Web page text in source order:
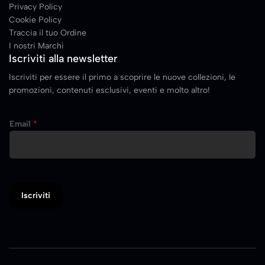
Privacy Policy
Cookie Policy
Traccia il tuo Ordine
I nostri Marchi
Iscriviti alla newsletter
Iscriviti per essere il primo a scoprire le nuove collezioni, le
promozioni, contenuti esclusivi, eventi e molto altro!
m
i
Email *
Iscriviti